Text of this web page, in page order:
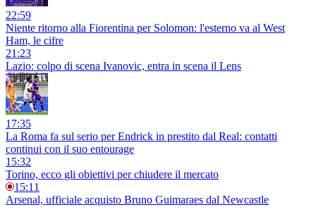
22:59
Niente ritorno alla Fiorentina per Solomon: l'esterno va al West
Ham, le cifre
21:23
Lazio: colpo di scena Ivanovic, entra in scena il Lens
17:35
La Roma fa sul serio per Endrick in prestito dal Real: contatti
continui con il suo entourage
15:32
Torino, ecco gli obiettivi per chiudere il mercato
15:11
Arsenal, ufficiale acquisto Bruno Guimaraes dal Newcastle